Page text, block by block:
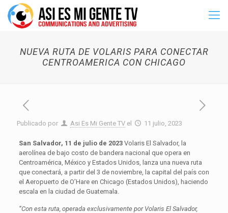
NUEVA RUTA DE VOLARIS PARA CONECTAR
CENTROAMERICA CON CHICAGO
Publicado por Asi Es Mi Gente TV el 11 julio, 2023
San Salvador, 11 de julio de 2023 Volaris El Salvador, la
aerolínea de bajo costo de bandera nacional que opera en
Centroamérica, México y Estados Unidos, lanza una nueva ruta
que conectará, a partir del 3 de noviembre, la capital del país con
el Aeropuerto de O’Hare en Chicago (Estados Unidos), haciendo
escala en la ciudad de Guatemala.
“Con esta ruta, operada exclusivamente por Volaris El Salvador,